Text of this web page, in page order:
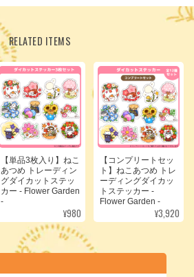
RELATED ITEMS
【単品3枚入り】ねこ
あつめ トレーディン
グダイカットステッ
カー - Flower Garden
-
¥980
【コンプリートセッ
ト】ねこあつめ トレ
ーディングダイカッ
トステッカー -
Flower Garden -
¥3,920